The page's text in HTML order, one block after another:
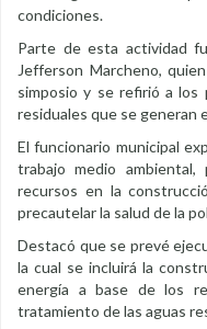
condiciones.
Parte de esta actividad
Jefferson Marcheno,
simposio y se refirió a los
residuales que se generan
El funcionario municipal
trabajo medio
recursos en la
precautelar la salud de la
Destacó que se prevé
la cual se incluirá la
energía a base de los
tratamiento de las aguas